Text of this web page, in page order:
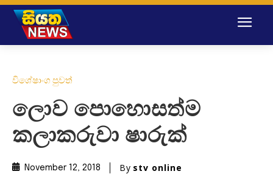
විශේෂාංග පුවත්
ලොව පොහොසත්ම
කලාකරුවා ෂාරුක්
November 12, 2018 By stv online